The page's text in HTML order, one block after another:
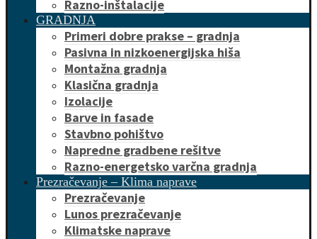
Razno-inštalacije
GRADNJA
Primeri dobre prakse – gradnja
Pasivna in nizkoenergijska hiša
Montažna gradnja
Klasična gradnja
Izolacije
Barve in fasade
Stavbno pohištvo
Napredne gradbene rešitve
Razno-energetsko varčna gradnja
Prezračevanje – Klima naprave
Prezračevanje
Lunos prezračevanje
Klimatske naprave